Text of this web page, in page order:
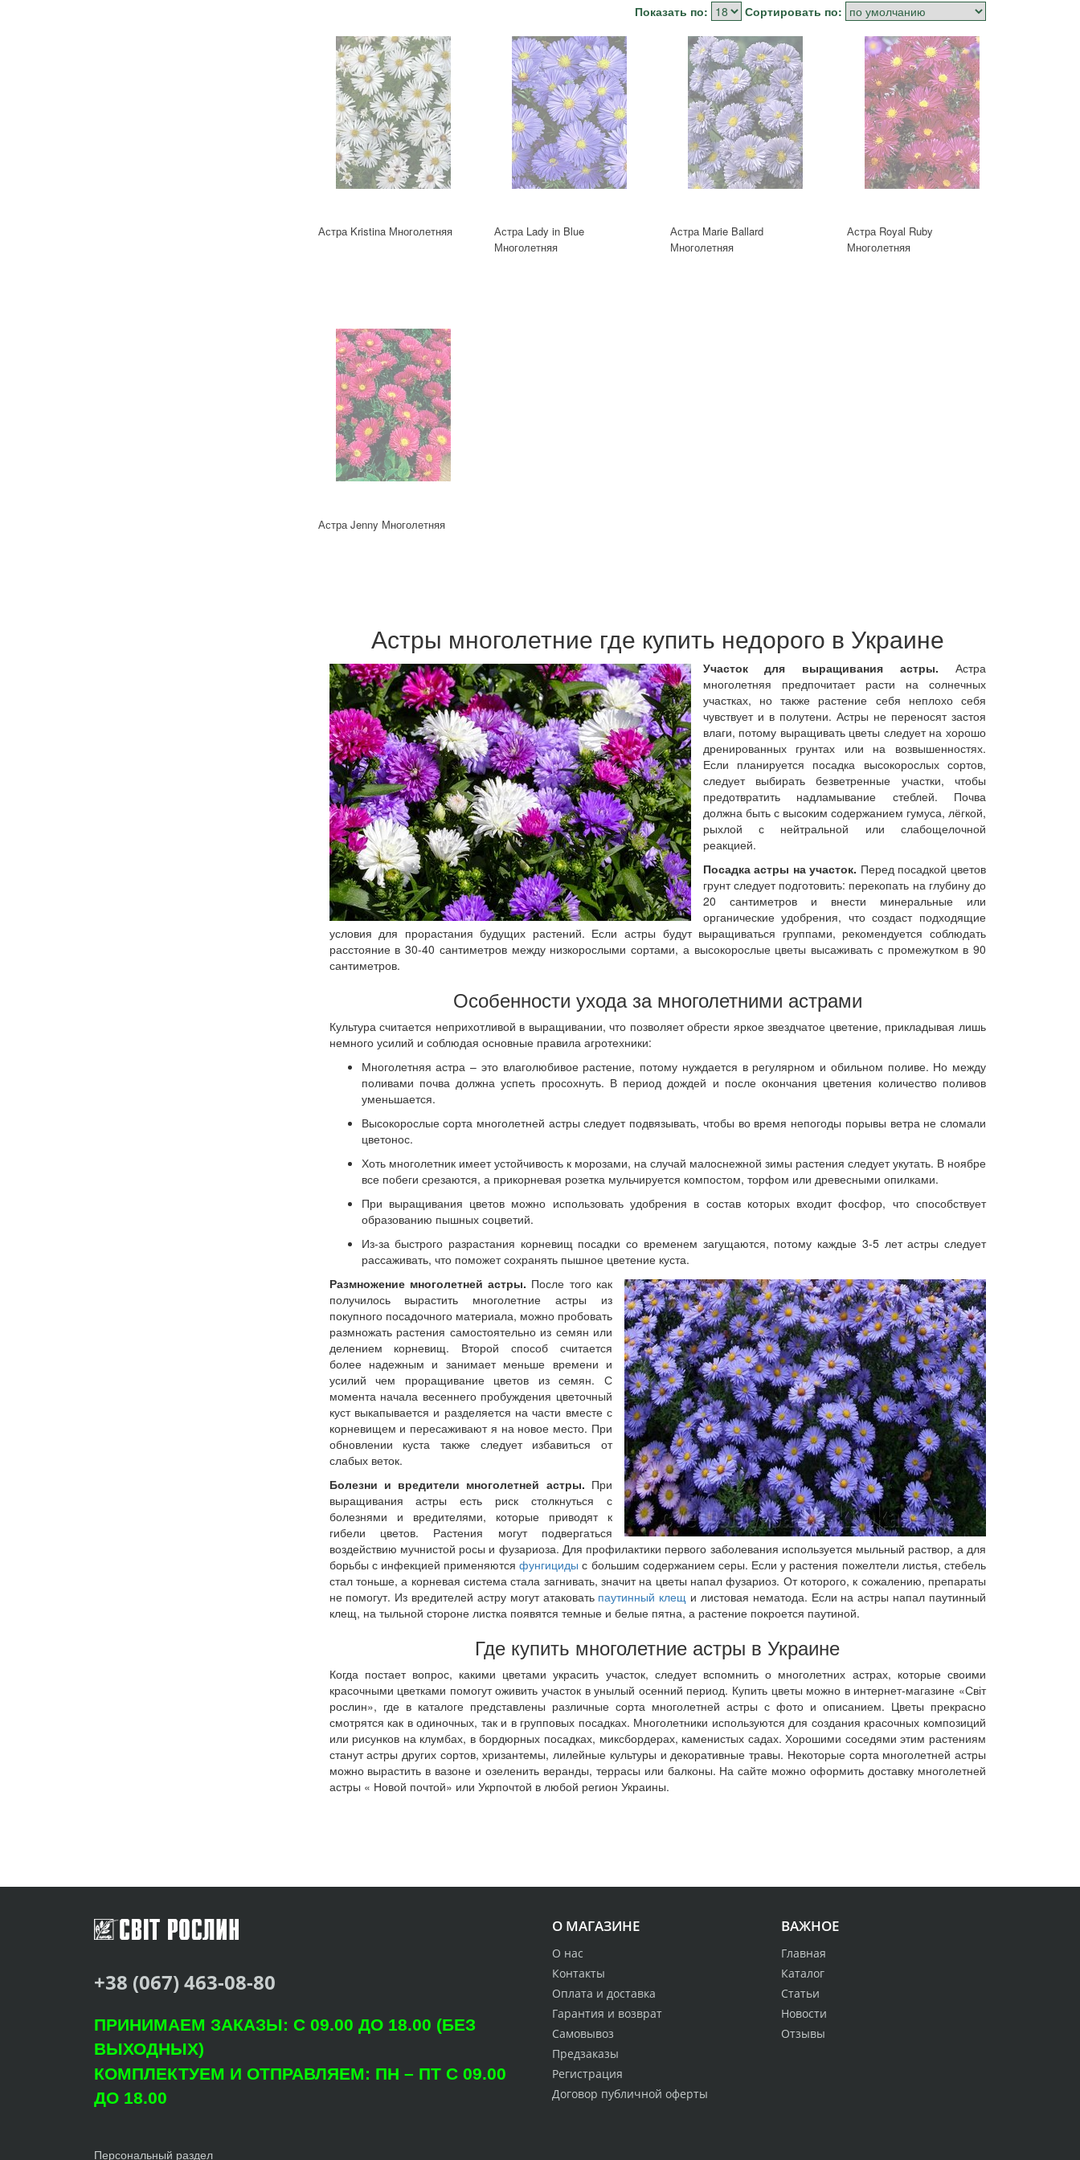
Показать по: Сортировать по:
Астра Kristina Многолетняя
Астра Lady in Blue
Многолетняя
Астра Marie Ballard
Многолетняя
Астра Royal Ruby
Многолетняя
Астра Jenny Многолетняя
Астры многолетние где купить недорого в Украине
Участок для выращивания астры. Астра
многолетняя предпочитает расти на солнечных
участках, но также растение себя неплохо себя
чувствует и в полутени. Астры не переносят застоя
влаги, потому выращивать цветы следует на хорошо
дренированных грунтах или на возвышенностях.
Если планируется посадка высокорослых сортов,
следует выбирать безветренные участки, чтобы
предотвратить надламывание стеблей. Почва
должна быть с высоким содержанием гумуса, лёгкой,
рыхлой с нейтральной или слабощелочной
реакцией.
Посадка астры на участок. Перед посадкой цветов
грунт следует подготовить: перекопать на глубину до
20 сантиметров и внести минеральные или
органические удобрения, что создаст подходящие
условия для прорастания будущих растений. Если астры будут выращиваться группами, рекомендуется соблюдать
расстояние в 30-40 сантиметров между низкорослыми сортами, а высокорослые цветы высаживать с промежутком в 90
сантиметров.
Особенности ухода за многолетними астрами
Культура считается неприхотливой в выращивании, что позволяет обрести яркое звездчатое цветение, прикладывая лишь
немного усилий и соблюдая основные правила агротехники:
Многолетняя астра – это влаголюбивое растение, потому нуждается в регулярном и обильном поливе. Но между
поливами почва должна успеть просохнуть. В период дождей и после окончания цветения количество поливов
уменьшается.
Высокорослые сорта многолетней астры следует подвязывать, чтобы во время непогоды порывы ветра не сломали
цветонос.
Хоть многолетник имеет устойчивость к морозами, на случай малоснежной зимы растения следует укутать. В ноябре
все побеги срезаются, а прикорневая розетка мульчируется компостом, торфом или древесными опилками.
При выращивания цветов можно использовать удобрения в состав которых входит фосфор, что способствует
образованию пышных соцветий.
Из-за быстрого разрастания корневищ посадки со временем загущаются, потому каждые 3-5 лет астры следует
рассаживать, что поможет сохранять пышное цветение куста.
Размножение многолетней астры. После того как
получилось вырастить многолетние астры из
покупного посадочного материала, можно пробовать
размножать растения самостоятельно из семян или
делением корневищ. Второй способ считается
более надежным и занимает меньше времени и
усилий чем проращивание цветов из семян. С
момента начала весеннего пробуждения цветочный
куст выкапывается и разделяется на части вместе с
корневищем и пересаживают я на новое место. При
обновлении куста также следует избавиться от
слабых веток.
Болезни и вредители многолетней астры. При
выращивания астры есть риск столкнуться с
болезнями и вредителями, которые приводят к
гибели цветов. Растения могут подвергаться
воздействию мучнистой росы и фузариоза. Для профилактики первого заболевания используется мыльный раствор, а для
борьбы с инфекцией применяютсяфунгициды с большим содержанием серы. Если у растения пожелтели листья, стебель
стал тоньше, а корневая система стала загнивать, значит на цветы напал фузариоз. От которого, к сожалению, препараты
не помогут. Из вредителей астру могут атаковать паутинный клещ и листовая нематода. Если на астры напал паутинный
клещ, на тыльной стороне листка появятся темные и белые пятна, а растение покроется паутиной.
Где купить многолетние астры в Украине
Когда постает вопрос, какими цветами украсить участок, следует вспомнить о многолетних астрах, которые своими
красочными цветками помогут оживить участок в унылый осенний период. Купить цветы можно в интернет-магазине «Світ
рослин», где в каталоге представлены различные сорта многолетней астры с фото и описанием. Цветы прекрасно
смотрятся как в одиночных, так и в групповых посадках. Многолетники используются для создания красочных композиций
или рисунков на клумбах, в бордюрных посадках, миксбордерах, каменистых садах. Хорошими соседями этим растениям
станут астры других сортов, хризантемы, лилейные культуры и декоративные травы. Некоторые сорта многолетней астры
можно вырастить в вазоне и озеленить веранды, террасы или балконы. На сайте можно оформить доставку многолетней
астры « Новой почтой» или Укрпочтой в любой регион Украины.
О МАГАЗИНЕ
О нас
Контакты
Оплата и доставка
Гарантия и возврат
Самовывоз
Предзаказы
Регистрация
Договор публичной оферты
ВАЖНОЕ
Главная
Каталог
Статьи
Новости
Отзывы
+38 (067) 463-08-80
ПРИНИМАЕМ ЗАКАЗЫ: С 09.00 ДО 18.00 (БЕЗ
ВЫХОДНЫХ)
КОМПЛЕКТУЕМ И ОТПРАВЛЯЕМ: ПН – ПТ С 09.00
ДО 18.00
Персональный раздел